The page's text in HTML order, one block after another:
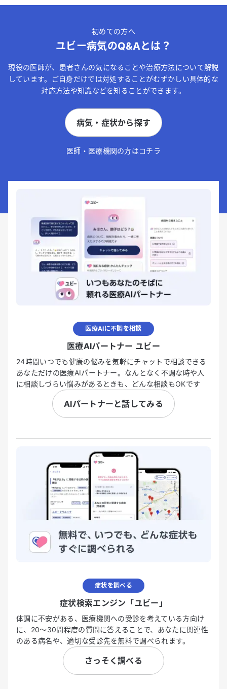
初めての方へ
ユビー病気のQ&Aとは？
現役の医師が、患者さんの気になることや治療方法について解説
しています。ご自身だけでは対処することがむずかしい具体的な
対応方法や知識などを知ることができます。
病気・症状から探す
医師・医療機関の方はコチラ
医療AIに不調を相談
医療AIパートナー ユビー
24時間いつでも健康の悩みを気軽にチャットで相談できる
あなただけの医療AIパートナー。なんとなく不調な時や人
に相談しづらい悩みがあるときも、どんな相談もOKです
AIパートナーと話してみる
症状を調べる
症状検索エンジン「ユビー」
体調に不安がある、医療機関への受診を考えている方向け
に、20〜30問程度の質問に答えることで、あなたに関連性
のある病名や、適切な受診先を無料で調べられます。
さっそく調べる